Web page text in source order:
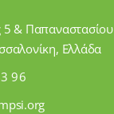
5 & Παπαναστασίου
Ελλάδα
96